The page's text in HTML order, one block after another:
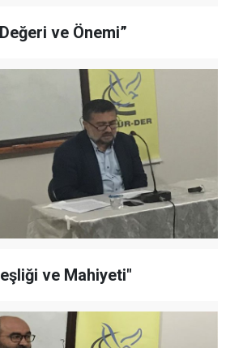
ve Önemi”
ve Mahiyeti"